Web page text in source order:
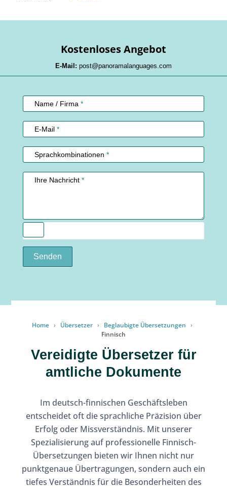
Kostenloses Angebot
E-Mail: post@panoramalanguages.com
Name / Firma *
E-Mail *
Sprachkombinationen *
Ihre Nachricht *
Senden
Home › Übersetzer › Beglaubigte Übersetzungen ›
Finnisch
Vereidigte Übersetzer für
amtliche Dokumente
Im deutsch-finnischen Geschäftsleben
entscheidet oft die sprachliche Präzision über
Erfolg oder Missverständnis. Mit unserer
Spezialisierung auf professionelle Finnisch-
Übersetzungen bieten wir Ihnen nicht nur
punktgenaue Übertragungen, sondern auch ein
tiefes Verständnis für die Besonderheiten des